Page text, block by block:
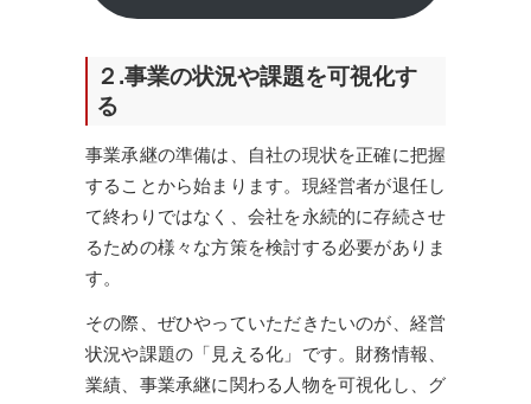
２.事業の状況や課題を可視化す
る
事業承継の準備は、自社の現状を正確に把握
することから始まります。現経営者が退任し
て終わりではなく、会社を永続的に存続させ
るための様々な方策を検討する必要がありま
す。
その際、ぜひやっていただきたいのが、経営
状況や課題の「見える化」です。財務情報、
業績、事業承継に関わる人物を可視化し、グ